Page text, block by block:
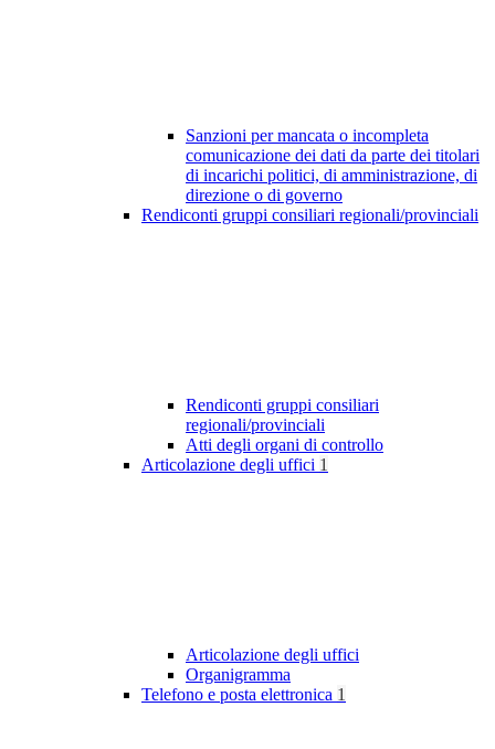
Sanzioni per mancata o incompleta
comunicazione dei dati da parte dei titolari
di incarichi politici, di amministrazione, di
direzione o di governo
Rendiconti gruppi consiliari regionali/provinciali
Rendiconti gruppi consiliari
regionali/provinciali
Atti degli organi di controllo
Articolazione degli uffici 1
Articolazione degli uffici
Organigramma
Telefono e posta elettronica 1